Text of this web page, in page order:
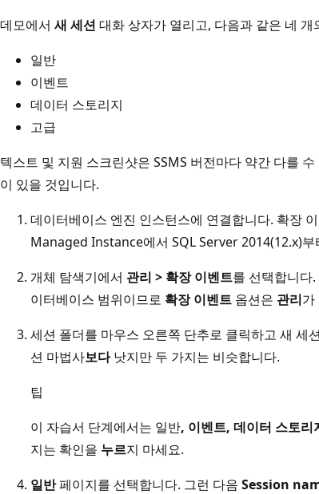
데모에서 새 세션 대화 상자가 열리고, 다음과 같은 네
일반
이벤트
데이터 스토리지
고급
텍스트 및 지원 스크린샷은 SSMS 버전마다 약간 다를
이 있을 것입니다.
데이터베이스 엔진 인스턴스에 연결합니다. 확장
Managed Instance에서 SQL Server 2014(12.x)부
개체 탐색기에서 관리 > 확장 이벤트를 선택합니다
이터베이스 범위이므로 확장 이벤트 옵션은 관리가
세션 폴더를 마우스 오른쪽 단추로 클릭하고 새 세
션 마법사보다낫지만 두 가지는 비슷합니다.
팁
이 자습서 단계에서는 일반, 이벤트, 데이터 스토리
지는 확인을 누르지 마세요.
일반페이지를 선택합니다. 그런 다음 Session